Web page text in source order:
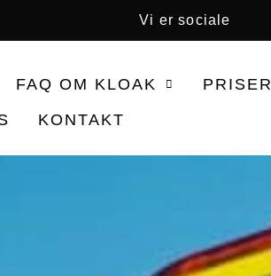
Vi er sociale
FAQ OM KLOAK
PRISER
KONTAKT